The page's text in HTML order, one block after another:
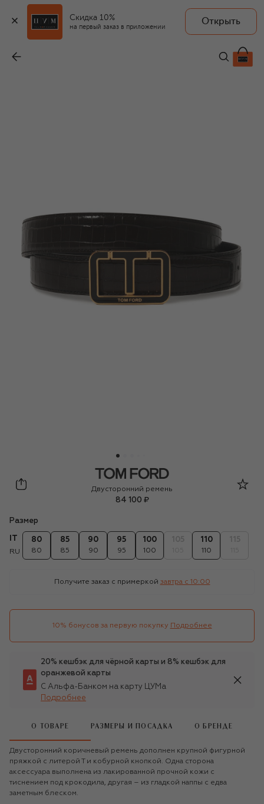
Скидка 10%
на первый заказ в приложении
Открыть
84 100 ₽
Tom Ford
Двусторонний ремень
84 100 ₽
Размер
RU
80
80
85
85
90
90
95
95
100
100
110
110
Получите заказ с примеркой завтра c 10:00
10% бонусов за первую покупку Подробнее
20% кешбэк для чёрной карты и 8% кешбэк для
оранжевой карты
С Альфа-Банком на карту ЦУМа
Подробнее
О ТОВАРЕ РАЗМЕРЫ И ПОСАДКА О БРЕНДЕ
Двусторонний коричневый ремень дополнен крупной фигурной
пряжкой с литерой Т и кобурной кнопкой. Одна сторона
аксессуара выполнена из лакированной прочной кожи с
тиснением под крокодила, другая – из гладкой наппы с едва
заметным блеском.